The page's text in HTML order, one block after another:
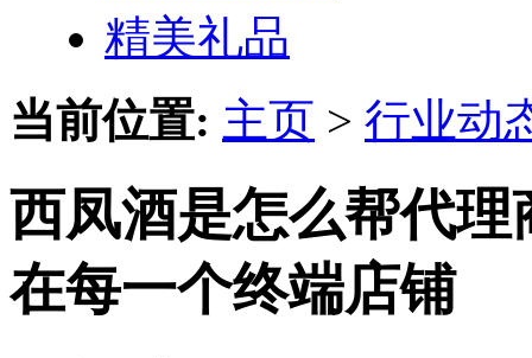
精美礼品
当前位置: 主页 > 行业动
西凤酒是怎么帮代
在每一个终端店铺